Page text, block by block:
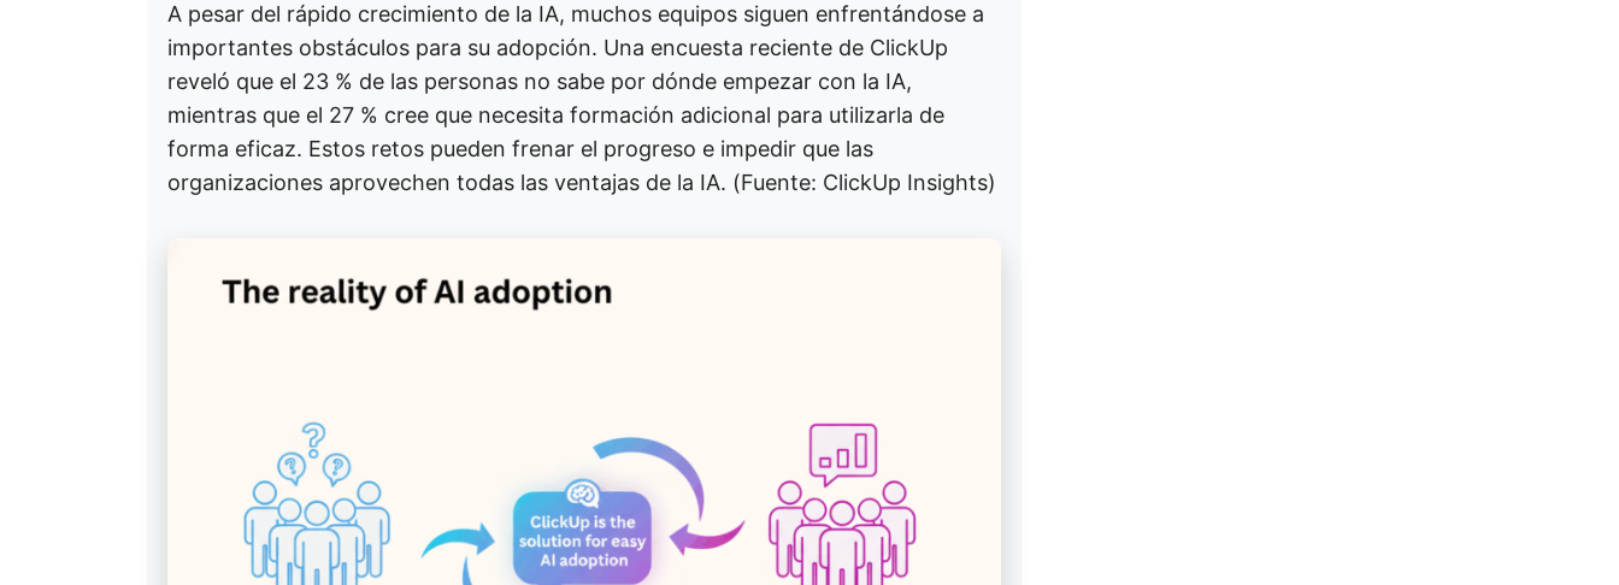
A pesar del rápido crecimiento de la IA, muchos equipos siguen enfrentándose a
importantes obstáculos para su adopción. Una encuesta reciente de ClickUp
reveló que el 23 % de las personas no sabe por dónde empezar con la IA,
mientras que el 27 % cree que necesita formación adicional para utilizarla de
forma eficaz. Estos retos pueden frenar el progreso e impedir que las
organizaciones aprovechen todas las ventajas de la IA. (Fuente: ClickUp Insights)